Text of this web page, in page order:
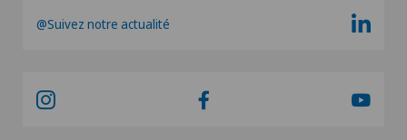
@Suivez notre actualité